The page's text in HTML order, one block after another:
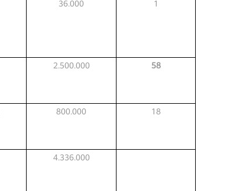
36.000 1
2.500.000 58
800.000 18
4.336.000